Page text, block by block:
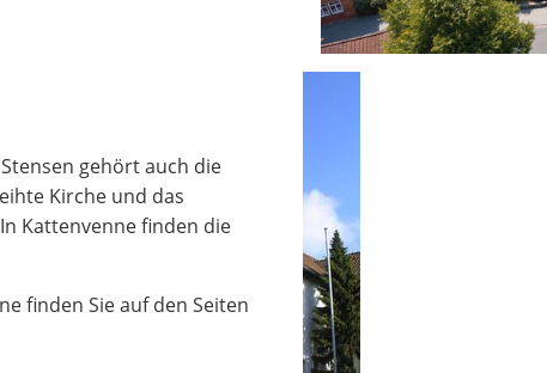
gehört auch die
Kirche und das
Kattenvenne finden die
finden Sie auf den Seiten